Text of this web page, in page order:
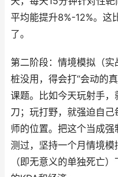
平均能提升8%-12%。这
了。
第二阶段：情境模拟（
桩没用，得会打“会动的
课题。比如今天玩射手
刀；玩打野，就强迫自
师的位置。把这个当成
测过，坚持一个月情境模
（即无意义的单独死亡